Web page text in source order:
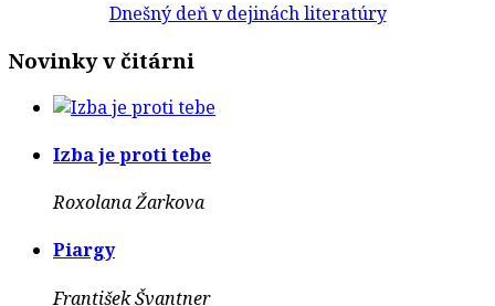
Dnešný deň v dejinách literatúry
Novinky v čitárni
Izba je proti tebe
Roxolana Žarkova
Piargy
František Švantner